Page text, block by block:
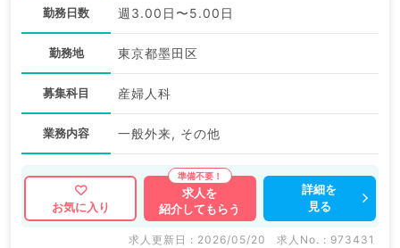
勤務日数 週3.00日〜5.00日
勤務地 東京都墨田区
募集科目 産婦人科
業務内容 一般外来, その他
お気に入り
求人を
紹介してもらう
詳細を
見る
求人更新日 : 2026/05/20 求人No. : 973431